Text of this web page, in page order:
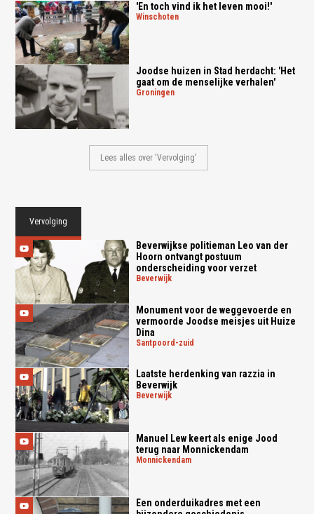
'En toch vind ik het leven mooi!'
winschoten
Joodse huizen in Stad herdacht: 'Het
gaat om de menselijke verhalen'
groningen
Lees alles over 'Vervolging'
Vervolging
Beverwijkse politieman Leo van der
Hoorn ontvangt postuum
onderscheiding voor verzet
beverwijk
Monument voor de weggevoerde en
vermoorde Joodse meisjes uit Huize
Dina
santpoord-zuid
Laatste herdenking van razzia in
Beverwijk
beverwijk
Manuel Lew keert als enige Jood
terug naar Monnickendam
monnickendam
Een onderduikadres met een